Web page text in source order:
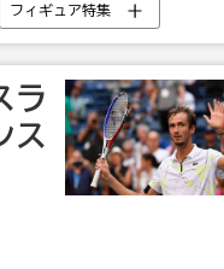
フィギュア特集
フィギュアスケート
ラ
ス